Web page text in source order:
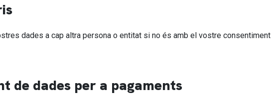
dades a cap altra persona o entitat si no és amb el vostre
de dades per a pagaments